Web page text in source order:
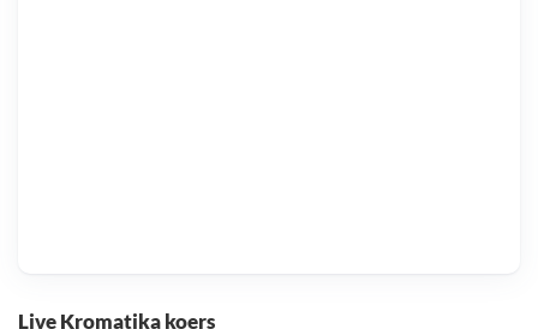
Live Kromatika koers